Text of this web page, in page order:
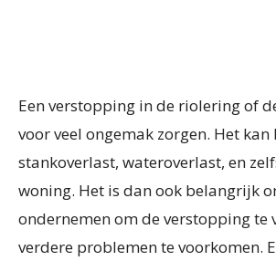
Een verstopping in de riolering of
voor veel ongemak zorgen. Het
stankoverlast, wateroverlast, en
woning. Het is dan ook belangrijk
ondernemen om de verstopping te
verdere problemen te voorkomen.